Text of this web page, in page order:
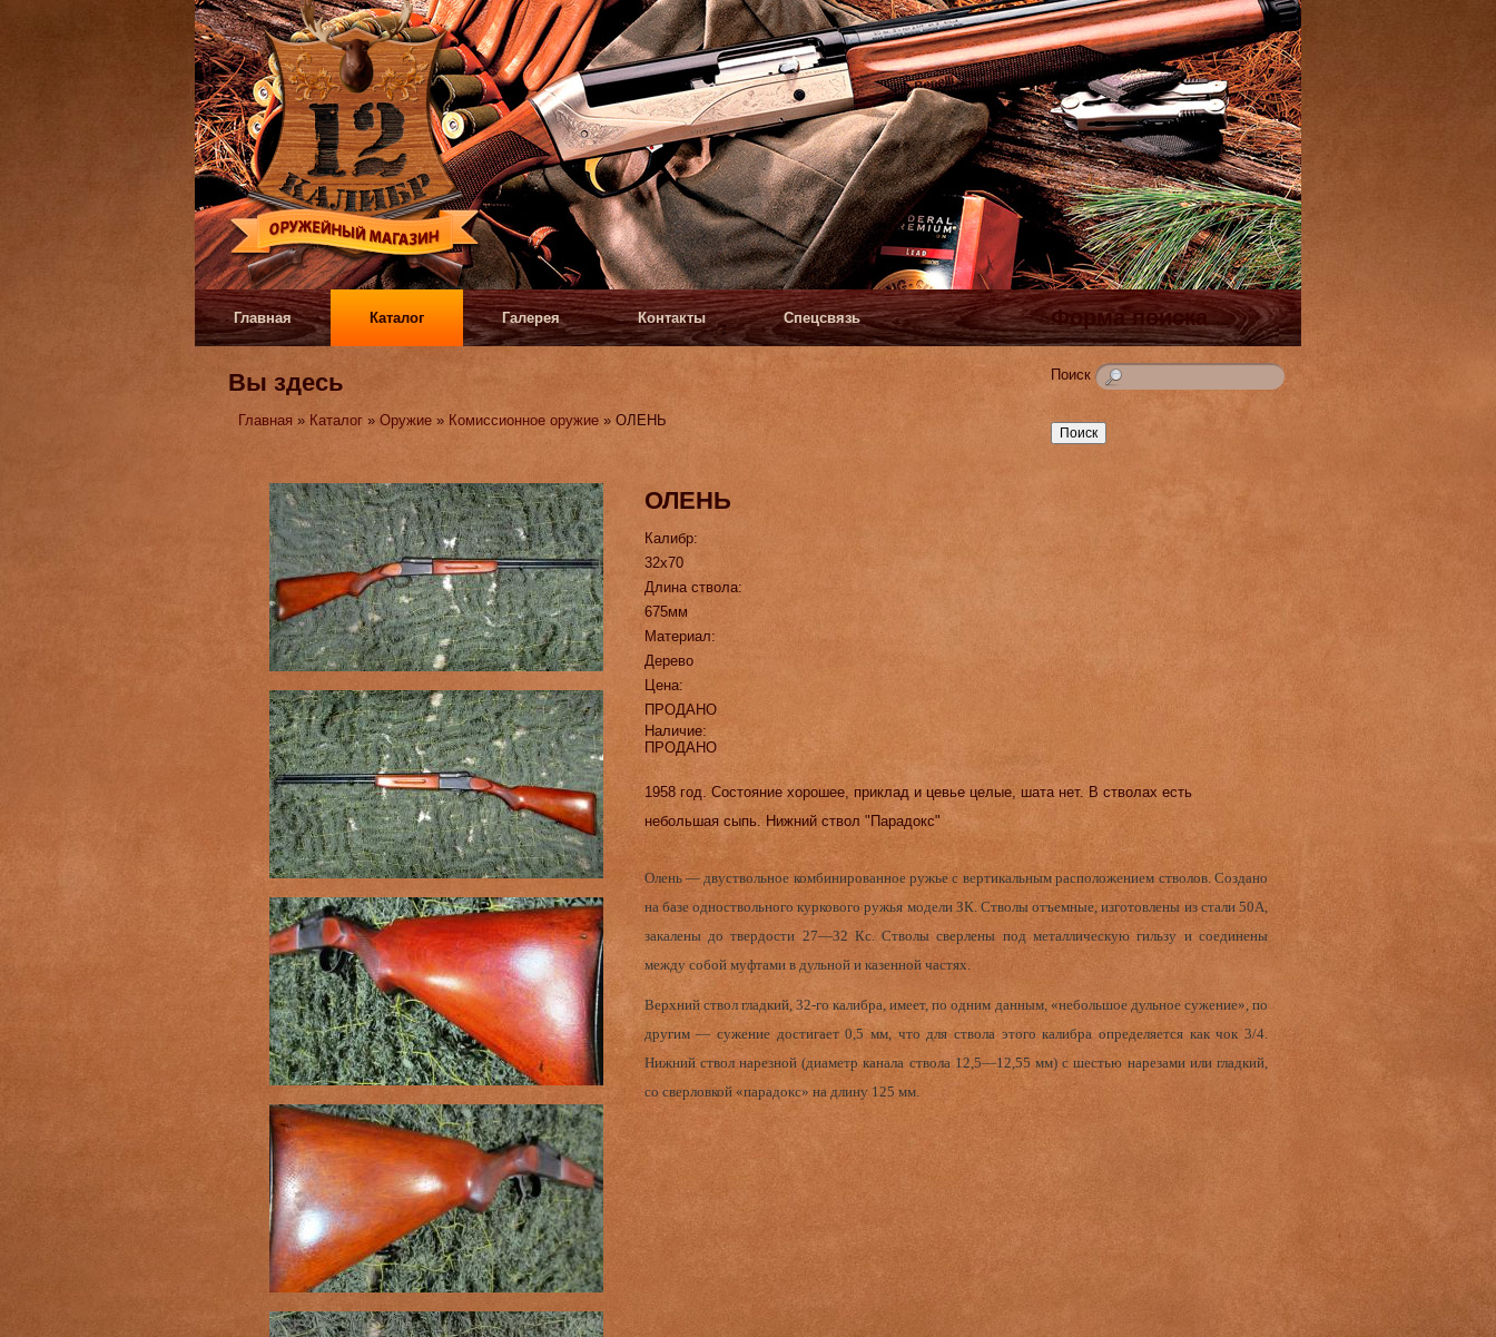
Форма поиска
Поиск
Главная Каталог Галерея Контакты Спецсвязь
Вы здесь
Главная » Каталог »Оружие » Комиссионное оружие » ОЛЕНЬ
ОЛЕНЬ
Калибр:
32х70
Длина ствола:
675мм
Материал:
Дерево
Цена:
ПРОДАНО
Наличие:
ПРОДАНО
1958 год. Состояние хорошее, приклад и цевье целые, шата нет. В стволах есть
небольшая сыпь. Нижний ствол "Парадокс"
Олень — двуствольное комбинированное ружье с вертикальным расположением стволов. Создано
на базе одноствольного куркового ружья модели ЗК. Стволы отъемные, изготовлены из стали 50А,
закалены до твердости 27—32 Кс. Стволы сверлены под металлическую гильзу и соединены
между собой муфтами в дульной и казенной частях.
Верхний ствол гладкий, 32-го калибра, имеет, по одним данным, «небольшое дульное сужение», по
другим — сужение достигает 0,5 мм, что для ствола этого калибра определяется как чок 3/4.
Нижний ствол нарезной (диаметр канала ствола 12,5—12,55 мм) с шестью нарезами или гладкий,
со сверловкой «парадокс» на длину 125 мм.